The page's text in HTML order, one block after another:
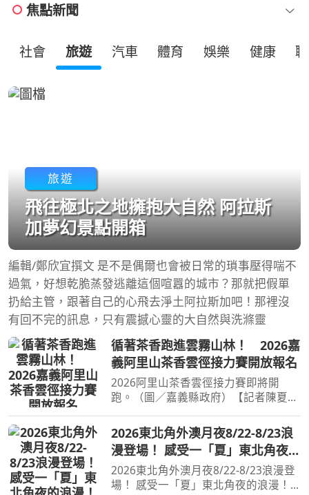
焦點新聞
社會 旅遊 汽車 體育 娛樂 健康
旅遊
飛往極北之地擁抱大自然 阿拉斯
加夢幻景點開箱
編輯/鄭欣宜撰文 是不是偶爾也會被日常的瑣事壓得喘不
過氣，好想乾脆蒸發逃離這個喧囂的城市？那就把假單
扔給主管，跟著自己的心飛去淨土阿拉斯加吧！那裡沒
有回不完的訊息，只有震撼心靈的大自然與洗滌靈
循著茶香跑進雲霧山林！ 2026嘉
義阿里山茶香雲徑接力賽開放報名
2026阿里山茶香雲徑接力賽即將開
跑。（圖／嘉義縣政府）【記者陳夏恩
和森林鐵道，今年還多了一個讓人想立
刻安排旅行的理由。嘉義縣推出全新升
級的「2026阿里山茶香雲徑
2026東北角外澳月夜8/22-8/23浪
漫登場！ 感受一「夏」東北角夜的
浪漫！
2026東北角外澳月夜8/22-8/23浪漫登
場！ 感受一「夏」東北角夜的浪漫！